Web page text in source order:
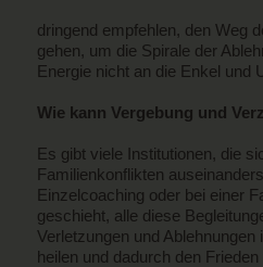
dringend empfehlen, den Weg
gehen, um die Spirale der
Energie nicht an die Enkel und
Wie kann Vergebung und
Es gibt viele Institutionen, die
Familienkonflikten
Einzelcoaching oder bei einer
geschieht, alle diese
Verletzungen und
heilen und dadurch den